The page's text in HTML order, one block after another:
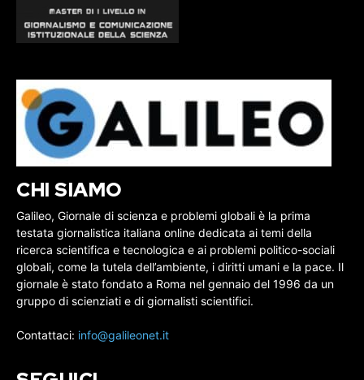
CHI SIAMO
Galileo, Giornale di scienza e problemi globali è la prima
testata giornalistica italiana online dedicata ai temi della
ricerca scientifica e tecnologica e ai problemi politico-sociali
globali, come la tutela dell’ambiente, i diritti umani e la pace. Il
giornale è stato fondato a Roma nel gennaio del 1996 da un
gruppo di scienziati e di giornalisti scientifici.
Contattaci: info@galileonet.it